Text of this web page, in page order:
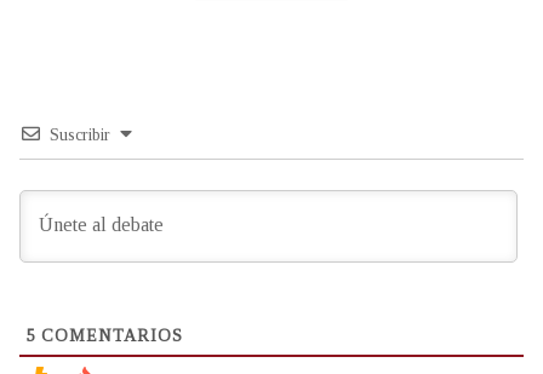
Suscribir
5 COMENTARIOS